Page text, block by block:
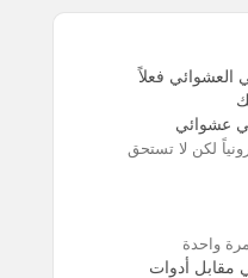
العشوائي فعلاً
عشوائي
لكن لا تستحق
واحدة
مقابل أدوات